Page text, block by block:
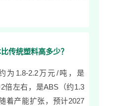
传统塑料高多少？
为1.8-2.2万元/吨，是
倍左右，是ABS（约1.3
着产能扩张，预计2027